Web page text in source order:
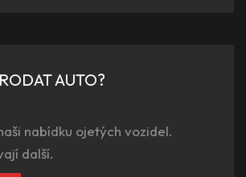
AUTO?
nabídku ojetých vozidel.
další.